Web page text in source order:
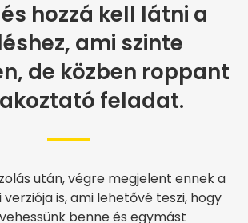
hozzá kell látni a
ami szinte
de közben roppant
feladat.
után, végre megjelent ennek a
is, ami lehetővé teszi, hogy
benne és egymást